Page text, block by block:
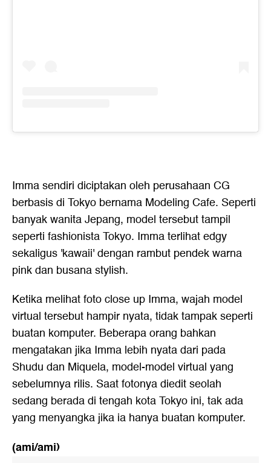
Imma sendiri diciptakan oleh perusahaan CG
berbasis di Tokyo bernama Modeling Cafe. Seperti
banyak wanita Jepang, model tersebut tampil
seperti fashionista Tokyo. Imma terlihat edgy
sekaligus 'kawaii' dengan rambut pendek warna
pink dan busana stylish.
Ketika melihat foto close up Imma, wajah model
virtual tersebut hampir nyata, tidak tampak seperti
buatan komputer. Beberapa orang bahkan
mengatakan jika Imma lebih nyata dari pada
Shudu dan Miquela, model-model virtual yang
sebelumnya rilis. Saat fotonya diedit seolah
sedang berada di tengah kota Tokyo ini, tak ada
yang menyangka jika ia hanya buatan komputer.
(ami/ami)